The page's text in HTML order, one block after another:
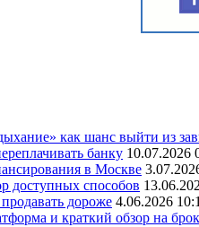
как шанс выйти из
банку 10.07.2026
в Москве
доступных способов
дороже 4.06.2026
и краткий обзор на